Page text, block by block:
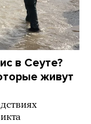
в Сеуте?
живут